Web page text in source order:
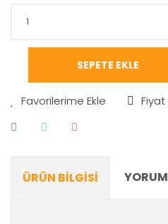
SEPETE EKLE
Fiyat
ÜRÜN BILGISI